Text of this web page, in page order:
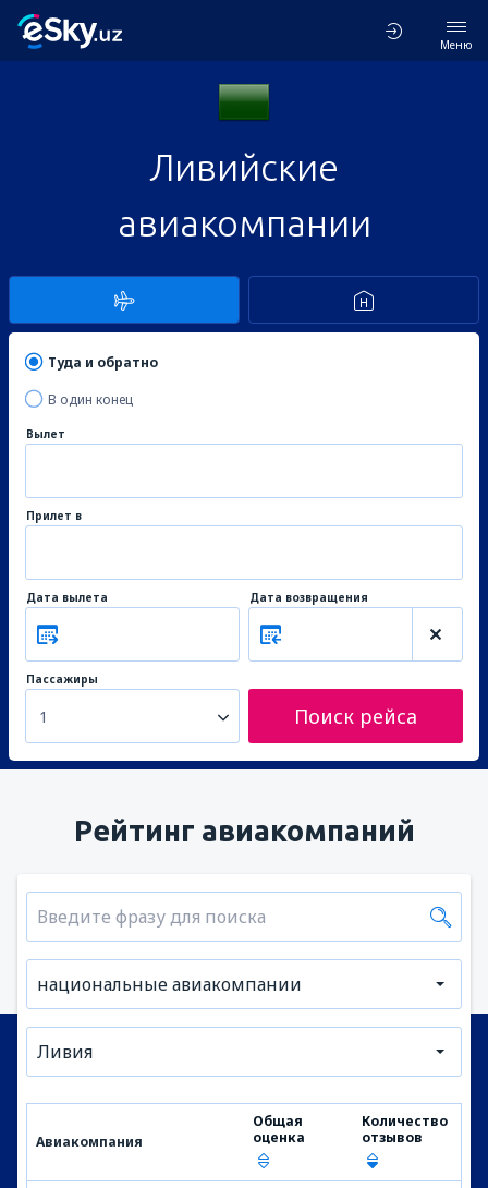
Меню
Ливийские
авиакомпании
Туда и обратно
В один конец
Вылет
Прилет в
Дата вылета Дата возвращения
Пассажиры
1 Поиск рейса
Рейтинг авиакомпаний
национальные авиакомпании
Ливия
Авиакомпания
Общая
оценка
Количество
отзывов